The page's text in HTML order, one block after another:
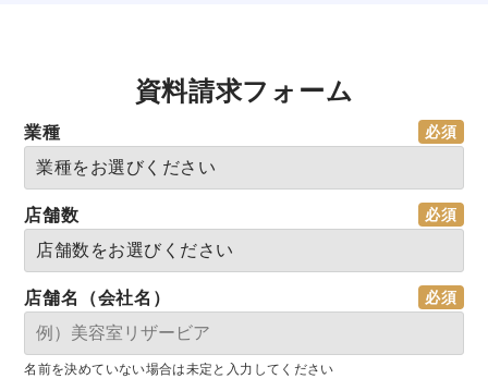
資料請求フォーム
業種
店舗数
店舗名（会社名）
名前を決めていない場合は未定と入力してください